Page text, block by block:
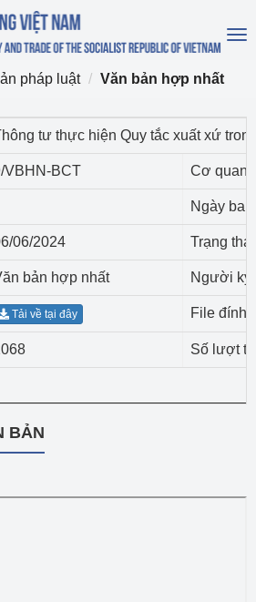
pháp luật Văn bản hợp nhất
tư thực hiện Quy tắc xuất xứ
VBHN-BCT Cơ quan
Ngày
06/2024 Trạng thái
bản hợp nhất Người ký
Tải về tại đây File đính
Số lượt
BẢN